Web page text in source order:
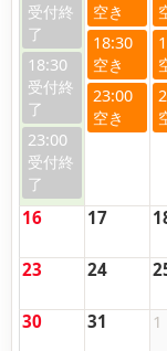
18:30
23:00
18:30
23:00
16 17
23 24
30 31 1